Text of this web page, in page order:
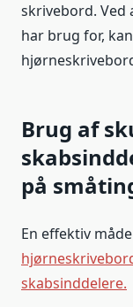
skrivebord. Ved
har brug for,
Brug af
på
En effektiv
skabsinddelere.